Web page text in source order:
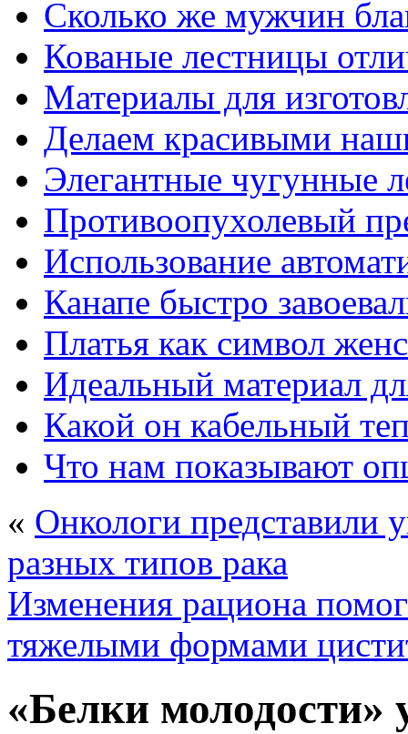
Сколько же мужчин
Кованые лестницы
Материалы для
Делаем красивыми
Элегантные чугунные
Противоопухолевый
Использование
Канапе быстро
Платья как символ
Идеальный материал
Какой он кабельный
Что нам показывают
« Онкологи представили
разных типов рака
Изменения рациона
тяжелыми формами
«Белки